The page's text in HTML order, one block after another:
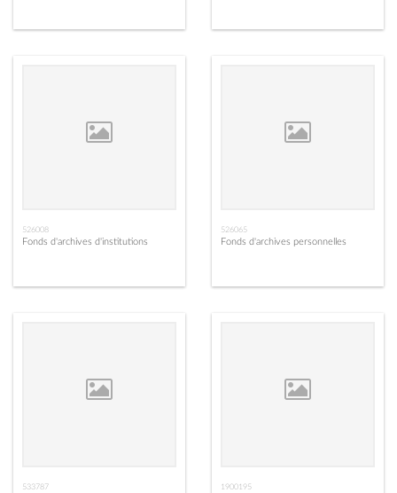
526008
Fonds d'archives d'institutions
526065
Fonds d'archives personnelles
533787 1900195